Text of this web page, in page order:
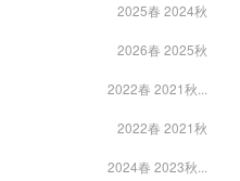
2025春 2024秋
2026春 2025秋
2022春 2021秋...
2022春 2021秋
2024春 2023秋...